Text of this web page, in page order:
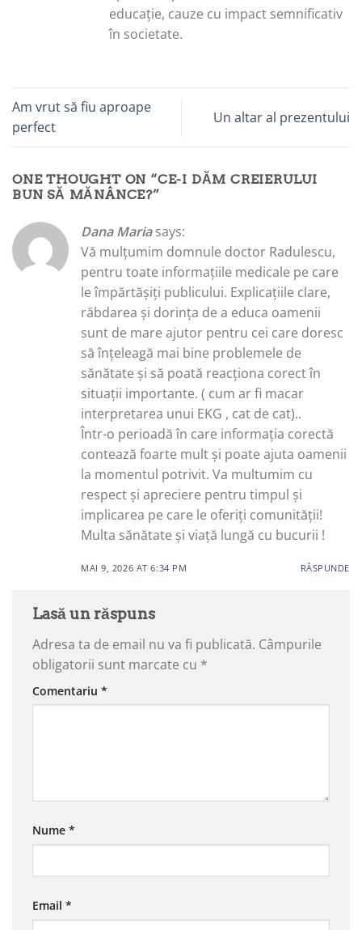
educație, cauze cu impact semnificativ
în societate.
Am vrut să fiu aproape
perfect
Un altar al prezentului
ONE THOUGHT ON “CE-I DĂM CREIERULUI
BUN SĂ MĂNÂNCE?”
Dana Maria says:
Vă mulțumim domnule doctor Radulescu,
pentru toate informațiile medicale pe care
le împărtășiți publicului. Explicațiile clare,
răbdarea și dorința de a educa oamenii
sunt de mare ajutor pentru cei care doresc
să înțeleagă mai bine problemele de
sănătate și să poată reacționa corect în
situații importante. ( cum ar fi macar
interpretarea unui EKG , cat de cat)..
Într-o perioadă în care informația corectă
contează foarte mult și poate ajuta oamenii
la momentul potrivit. Va multumim cu
respect și apreciere pentru timpul și
implicarea pe care le oferiți comunității!
Multa sănătate și viață lungă cu bucurii !
MAI 9, 2026 AT 6:34 PM RĂSPUNDE
Lasă un răspuns
Adresa ta de email nu va fi publicată. Câmpurile
obligatorii sunt marcate cu *
Comentariu *
Nume *
Email *